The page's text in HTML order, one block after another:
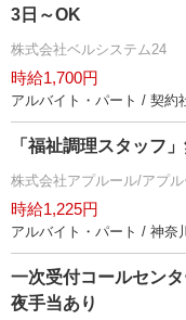
3日～OK
株式会社ベルシステム24
時給1,700円
アルバイト・パート / 契約
「福祉調理スタッフ
株式会社アプルール/アプ
時給1,225円
アルバイト・パート / 神奈
一次受付コールセン
夜手当あり